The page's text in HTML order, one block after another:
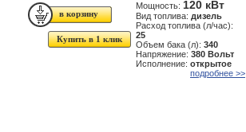
Купить в 1 клик
Мощность: 120 кВт
Вид топлива: дизель
Расход топлива (л/час):
25
Объем бака (л): 340
Напряжение: 380 Вольт
Исполнение: открытое
подробнее >>